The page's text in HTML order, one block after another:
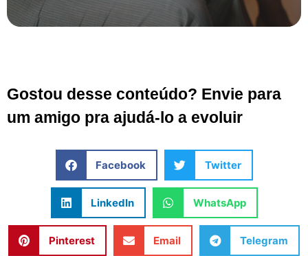
Gostou desse conteúdo? Envie para
um amigo pra ajudá-lo a evoluir
Facebook Twitter
LinkedIn WhatsApp
Pinterest Email Telegram